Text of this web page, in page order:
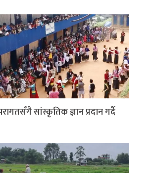
सांस्कृतिक ज्ञान प्रदान गर्दै